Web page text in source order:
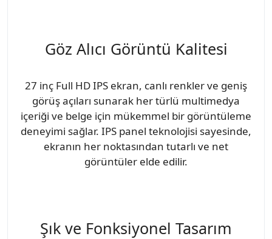
Göz Alıcı Görüntü Kalitesi
27 inç Full HD IPS ekran, canlı renkler ve geniş
görüş açıları sunarak her türlü multimedya
içeriği ve belge için mükemmel bir görüntüleme
deneyimi sağlar. IPS panel teknolojisi sayesinde,
ekranın her noktasından tutarlı ve net
görüntüler elde edilir.
Şık ve Fonksiyonel Tasarım